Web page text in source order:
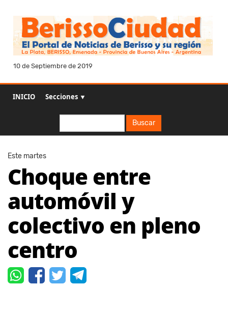
10 de Septiembre de 2019
INICIO Secciones ▼
Buscar
Este martes
Choque entre
automóvil y
colectivo en pleno
centro